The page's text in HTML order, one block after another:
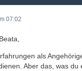
07:02
als
Aber das, was du